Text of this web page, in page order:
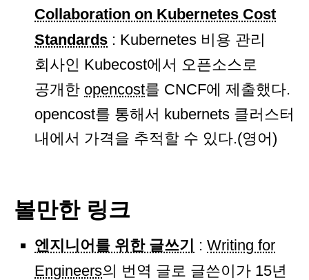
Collaboration on Kubernetes Cost
Standards : Kubernetes 비용 관리
회사인 Kubecost에서 오픈소스로
공개한 opencost를 CNCF에 제출했다.
opencost를 통해서 kubernets 클러스터
내에서 가격을 추적할 수 있다.(영어)
볼만한 링크
엔지니어를 위한 글쓰기 : Writing for
Engineers의 번역 글로 글쓴이가 15년